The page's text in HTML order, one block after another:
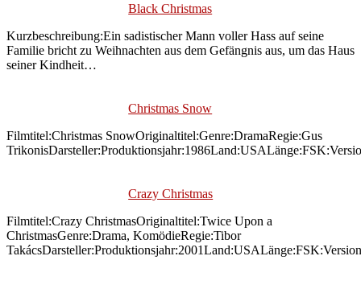
Black Christmas
Kurzbeschreibung:Ein sadistischer Mann voller Hass auf seine
Familie bricht zu Weihnachten aus dem Gefängnis aus, um das Haus
seiner Kindheit…
Christmas Snow
Filmtitel:Christmas SnowOriginaltitel:Genre:DramaRegie:Gus
Crazy Christmas
Filmtitel:Crazy ChristmasOriginaltitel:Twice Upon a
ChristmasGenre:Drama, KomödieRegie:Tibor